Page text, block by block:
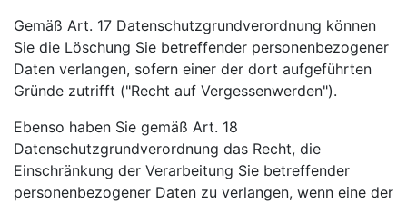
Gemäß Art. 17 Datenschutzgrundverordnung können
Sie die Löschung Sie betreffender personenbezogener
Daten verlangen, sofern einer der dort aufgeführten
Gründe zutrifft ("Recht auf Vergessenwerden").
Ebenso haben Sie gemäß Art. 18
Datenschutzgrundverordnung das Recht, die
Einschränkung der Verarbeitung Sie betreffender
personenbezogener Daten zu verlangen, wenn eine der